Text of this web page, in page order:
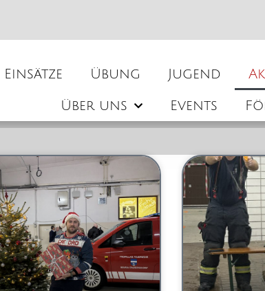
Einsätze Übung Jugend
Über uns Events